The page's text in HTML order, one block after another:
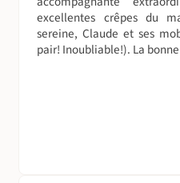
Tout le matériel de cuisine
Apportez si vous voulez
apporté aux repas.
excellentes crêpes du
sereine, Claude et ses
pair! Inoubliable!). La